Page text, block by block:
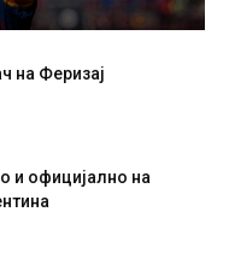
на Феризај
и официјално на